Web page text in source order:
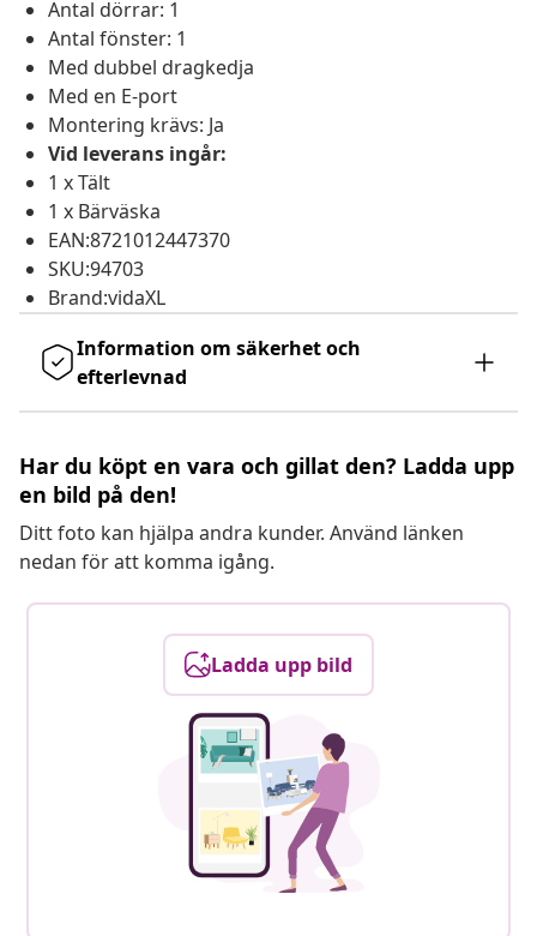
Antal dörrar: 1
Antal fönster: 1
Med dubbel dragkedja
Med en E-port
Montering krävs: Ja
Vid leverans ingår:
1 x Tält
1 x Bärväska
EAN:8721012447370
SKU:94703
Brand:vidaXL
Information om säkerhet och
efterlevnad
Har du köpt en vara och gillat den? Ladda upp
en bild på den!
Ditt foto kan hjälpa andra kunder. Använd länken
nedan för att komma igång.
Ladda upp bild